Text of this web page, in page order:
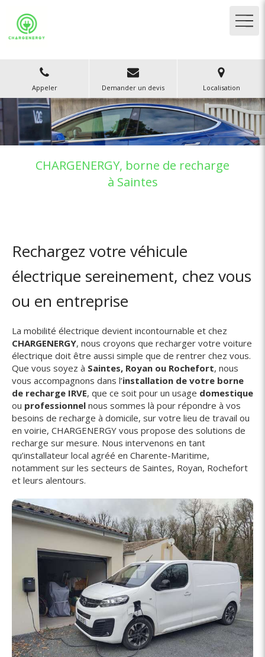
Appeler Demander un devis Localisation
CHARGENERGY, borne de recharge
à Saintes
Rechargez votre véhicule
électrique sereinement, chez vous
ou en entreprise
La mobilité électrique devient incontournable et chez
CHARGENERGY, nous croyons que recharger votre voiture
électrique doit être aussi simple que de rentrer chez vous.
Que vous soyez à Saintes, Royan ou Rochefort, nous
vous accompagnons dans l’installation de votre borne
de recharge IRVE, que ce soit pour un usage domestique
ou professionnel nous sommes là pour répondre à vos
besoins de recharge à domicile, sur votre lieu de travail ou
en voirie, CHARGENERGY vous propose des solutions de
recharge sur mesure. Nous intervenons en tant
qu’installateur local agréé en Charente-Maritime,
notamment sur les secteurs de Saintes, Royan, Rochefort
et leurs alentours.